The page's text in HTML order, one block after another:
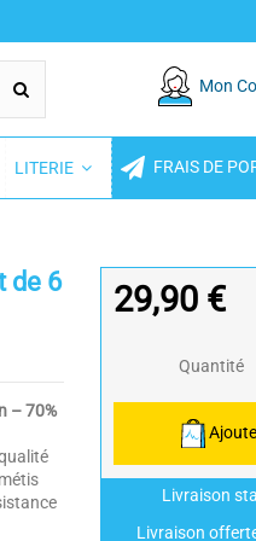
Mon
LITERIE FRAIS DE
de 6
– 70%
29,90 €
Quantité
Livraison
Livraison